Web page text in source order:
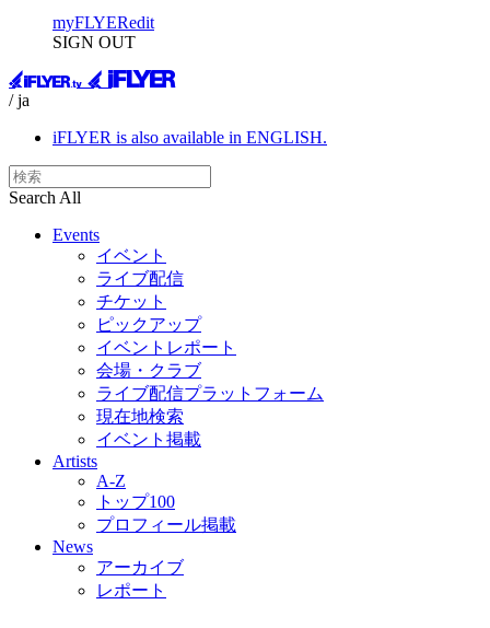
myFLYERedit
SIGN OUT
/ ja
iFLYER is also available in ENGLISH.
Search All
Events
イベント
ライブ配信
チケット
ピックアップ
イベントレポート
会場・クラブ
ライブ配信プラットフォーム
現在地検索
イベント掲載
Artists
A-Z
トップ100
プロフィール掲載
News
アーカイブ
レポート